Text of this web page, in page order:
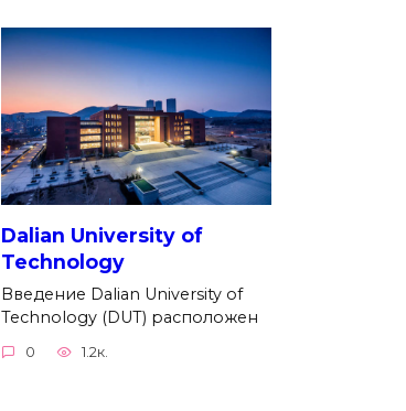
Dalian University of
Technology
Введение Dalian University of
Technology (DUT) расположен
0 1.2к.